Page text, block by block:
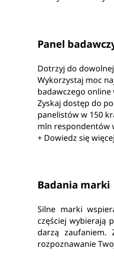
Panel
Dotrzyj do
Wykorzystaj moc
badawczego online
Zyskaj dostęp do
panelistów w 150
mln respondentów
+ Dowiedz się więcej
Badania marki
Silne marki
częściej wybierają
darzą zaufaniem.
rozpoznawanie